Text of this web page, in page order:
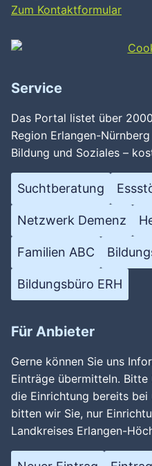
Zum Kontaktformular
Service
Das Portal listet über
Region Erlangen-
Bildung und Soziales –
Suchtberatung
Netzwerk Demenz
Familien ABC
Bildungsbüro ERH
Für Anbieter
Gerne können Sie uns
Einträge übermitteln.
die Einrichtung bereits
bitten wir Sie, nur
Landkreises Erlangen-